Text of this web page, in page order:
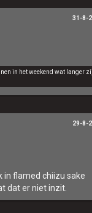
in het weekend wat langer
31-8-
in flamed chiizu sake
dat er niet inzit.
29-8-